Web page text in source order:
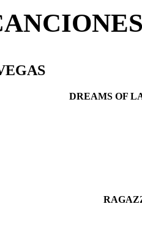
DREAMS OF